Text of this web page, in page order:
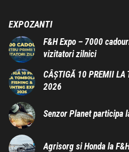
EXPOZANTI
F&H Expo – 7000
vizitatori zilnici
CÂȘTIGĂ 10 PREMII LA
2026
Senzor Planet participa
Agrisorg si Honda la